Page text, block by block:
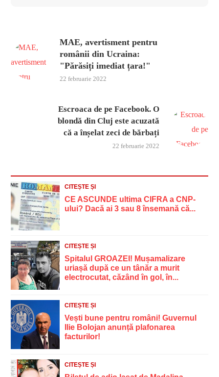
MAE, avertisment pentru
românii din Ucraina:
"Părăsiți imediat țara!"
22 februarie 2022
Escroaca de pe Facebook. O
blondă din Cluj este acuzată
că a înșelat zeci de bărbați
22 februarie 2022
CITEȘTE ȘI
CE ASCUNDE ultima CIFRA a CNP-
ului? Dacă ai 3 sau 8 însemană că...
CITEȘTE ȘI
Spitalul GROAZEI! Mușamalizare
uriașă după ce un tânăr a murit
electrocutat, căzând în gol, în...
CITEȘTE ȘI
Vești bune pentru români! Guvernul
Ilie Bolojan anunță plafonarea
facturilor!
CITEȘTE ȘI